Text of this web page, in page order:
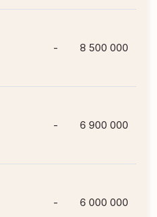
- 8 500 000
- 6 900 000
- 6 000 000